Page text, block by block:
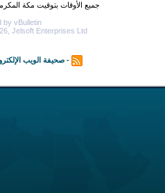
جميع الأوقات بتوقيت مكة
by vBulletin
Jelsoft Enterprises Ltd.
- صحيفة الويب